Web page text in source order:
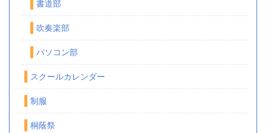
書道部
吹奏楽部
パソコン部
スクールカレンダー
制服
桐蔭祭